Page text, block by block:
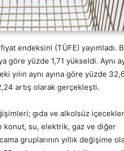
endeksini (TÜFE) yayımladı.
göre yüzde 1,71 yükseldi. Aynı
yılın aynı ayına göre yüzde
artış olarak gerçekleşti.
gıda ve alkolsüz
konut, su, elektrik, gaz ve diğer
gruplarının yıllık değişime